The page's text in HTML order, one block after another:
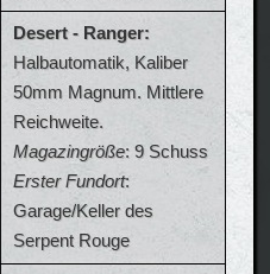
Desert - Ranger:
Halbautomatik, Kaliber
50mm Magnum. Mittlere
Reichweite.
Magazingröße: 9 Schuss
Erster Fundort:
Garage/Keller des
Serpent Rouge